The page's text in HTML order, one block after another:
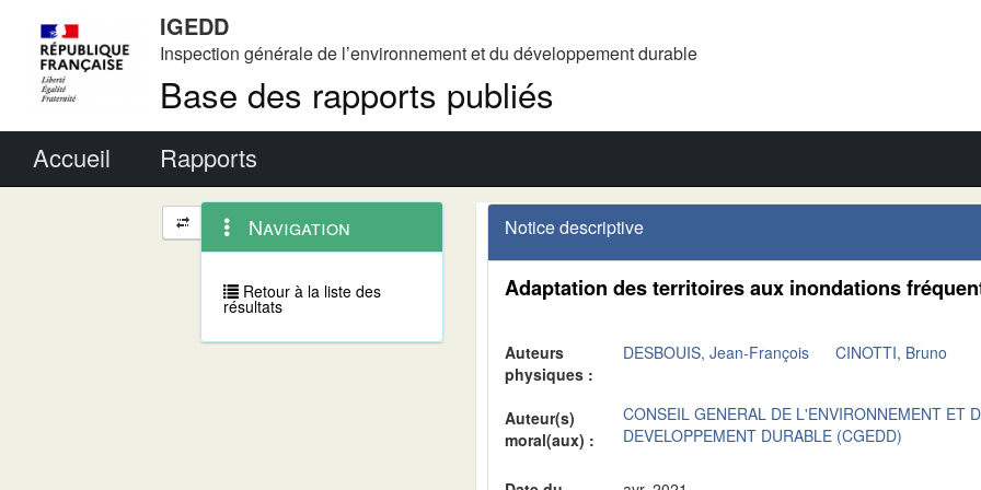
IGEDD
Inspection générale de l’environnement et du développement durable
Base des rapports publiés
Accueil Rapports
Navigation
et
outils
annexes
contextuel
Navigation
Retour à la liste des
résultats
Notice descriptive
Adaptation des territoires aux inondations
Auteurs
physiques :
DESBOUIS, Jean-François CINOTTI, Bruno
Auteur(s)
moral(aux) :
CONSEIL GENERAL DE L'ENVIRONNEMENT ET
DEVELOPPEMENT DURABLE (CGEDD)